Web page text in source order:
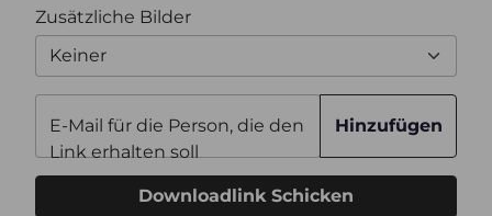
Zusätzliche Bilder
Keiner
E-Mail für die Person, die den
Link erhalten soll
Hinzufügen
Downloadlink Schicken